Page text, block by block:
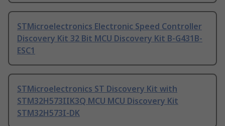
STMicroelectronics Electronic Speed Controller
Discovery Kit 32 Bit MCU Discovery Kit B-G431B-
ESC1
STMicroelectronics ST Discovery Kit with
STM32H573IIK3Q MCU MCU Discovery Kit
STM32H573I-DK